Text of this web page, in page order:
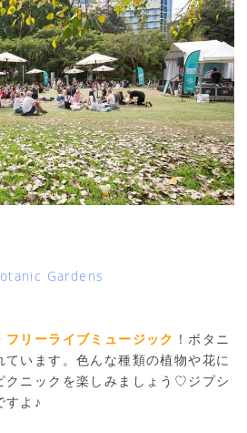
Gardens
フリーライブミュージック ！ボタニ
ています。色んな種類の植物や花に
クニックを楽しみましょう♡ジプシ
すよ♪